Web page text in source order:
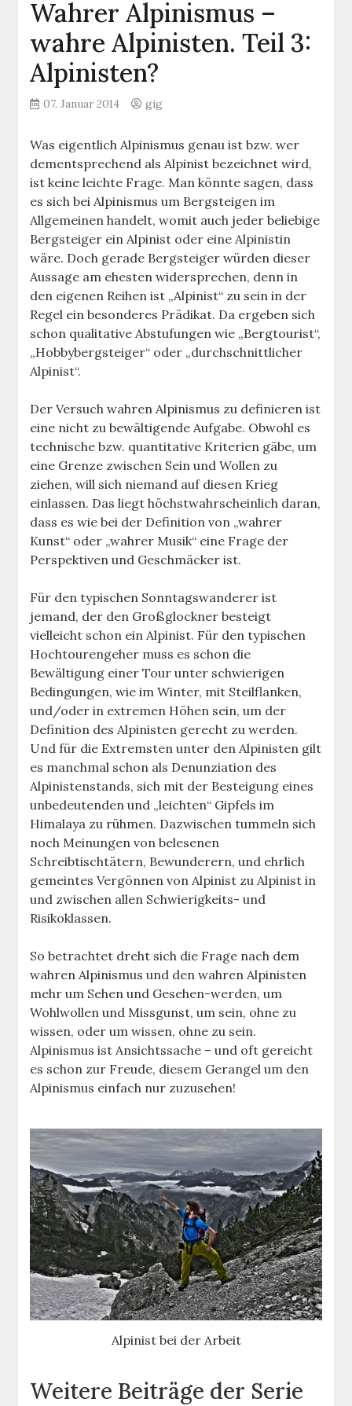
Wahrer Alpinismus –
wahre Alpinisten. Teil 3:
Alpinisten?
07. Januar 2014 gig
Was eigentlich Alpinismus genau ist bzw. wer
dementsprechend als Alpinist bezeichnet wird,
ist keine leichte Frage. Man könnte sagen, dass
es sich bei Alpinismus um Bergsteigen im
Allgemeinen handelt, womit auch jeder beliebige
Bergsteiger ein Alpinist oder eine Alpinistin
wäre. Doch gerade Bergsteiger würden dieser
Aussage am ehesten widersprechen, denn in
den eigenen Reihen ist „Alpinist“ zu sein in der
Regel ein besonderes Prädikat. Da ergeben sich
schon qualitative Abstufungen wie „Bergtourist“,
„Hobbybergsteiger“ oder „durchschnittlicher
Alpinist“.
Der Versuch wahren Alpinismus zu definieren ist
eine nicht zu bewältigende Aufgabe. Obwohl es
technische bzw. quantitative Kriterien gäbe, um
eine Grenze zwischen Sein und Wollen zu
ziehen, will sich niemand auf diesen Krieg
einlassen. Das liegt höchstwahrscheinlich daran,
dass es wie bei der Definition von „wahrer
Kunst“ oder „wahrer Musik“ eine Frage der
Perspektiven und Geschmäcker ist.
Für den typischen Sonntagswanderer ist
jemand, der den Großglockner besteigt
vielleicht schon ein Alpinist. Für den typischen
Hochtourengeher muss es schon die
Bewältigung einer Tour unter schwierigen
Bedingungen, wie im Winter, mit Steilflanken,
und/oder in extremen Höhen sein, um der
Definition des Alpinisten gerecht zu werden.
Und für die Extremsten unter den Alpinisten gilt
es manchmal schon als Denunziation des
Alpinistenstands, sich mit der Besteigung eines
unbedeutenden und „leichten“ Gipfels im
Himalaya zu rühmen. Dazwischen tummeln sich
noch Meinungen von belesenen
Schreibtischtätern, Bewunderern, und ehrlich
gemeintes Vergönnen von Alpinist zu Alpinist in
und zwischen allen Schwierigkeits- und
Risikoklassen.
So betrachtet dreht sich die Frage nach dem
wahren Alpinismus und den wahren Alpinisten
mehr um Sehen und Gesehen-werden, um
Wohlwollen und Missgunst, um sein, ohne zu
wissen, oder um wissen, ohne zu sein.
Alpinismus ist Ansichtssache – und oft gereicht
es schon zur Freude, diesem Gerangel um den
Alpinismus einfach nur zuzusehen!
Alpinist bei der Arbeit
Weitere Beiträge der Serie